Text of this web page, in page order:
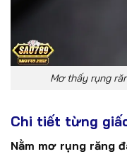
Mơ thấy rụng
Chi tiết từng
Nằm mơ rụng răng